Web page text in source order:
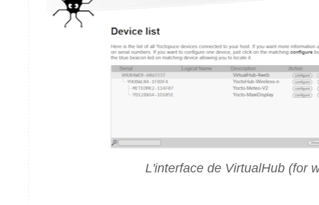
L'interface de VirtualHub (for